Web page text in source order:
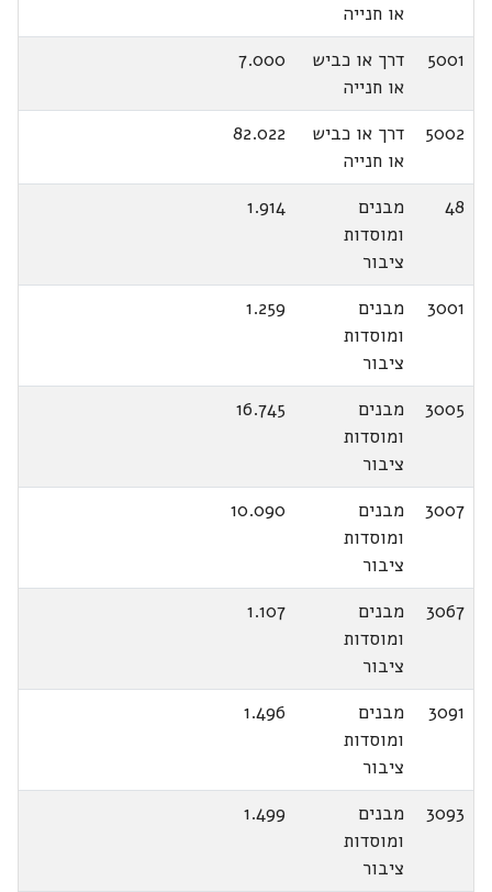
או חנייה
5001
דרך או כביש
או חנייה
7.000
5002
דרך או כביש
או חנייה
82.022
48
מבנים
ומוסדות
ציבור
1.914
3001
מבנים
ומוסדות
ציבור
1.259
3005
מבנים
ומוסדות
ציבור
16.745
3007
מבנים
ומוסדות
ציבור
10.090
3067
מבנים
ומוסדות
ציבור
1.107
3091
מבנים
ומוסדות
ציבור
1.496
3093
מבנים
ומוסדות
ציבור
1.499